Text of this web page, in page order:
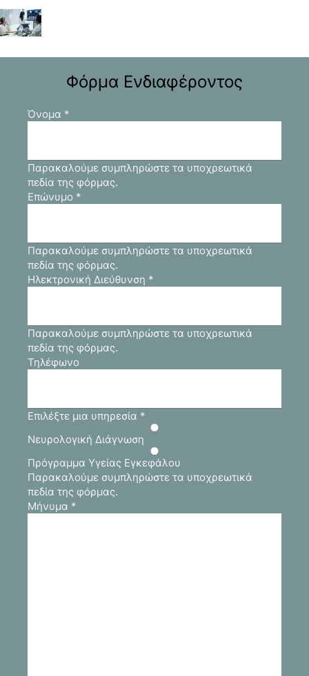
Φόρμα Ενδιαφέροντος
Όνομα *
Παρακαλούμε συμπληρώστε τα υποχρεωτικά
πεδία της φόρμας.
Επώνυμο *
Παρακαλούμε συμπληρώστε τα υποχρεωτικά
πεδία της φόρμας.
Ηλεκτρονική Διεύθυνση *
Παρακαλούμε συμπληρώστε τα υποχρεωτικά
πεδία της φόρμας.
Τηλέφωνο
Επιλέξτε μια υπηρεσία *
Νευρολογική Διάγνωση
Πρόγραμμα Υγείας Εγκεφάλου
Παρακαλούμε συμπληρώστε τα υποχρεωτικά
πεδία της φόρμας.
Μήνυμα *